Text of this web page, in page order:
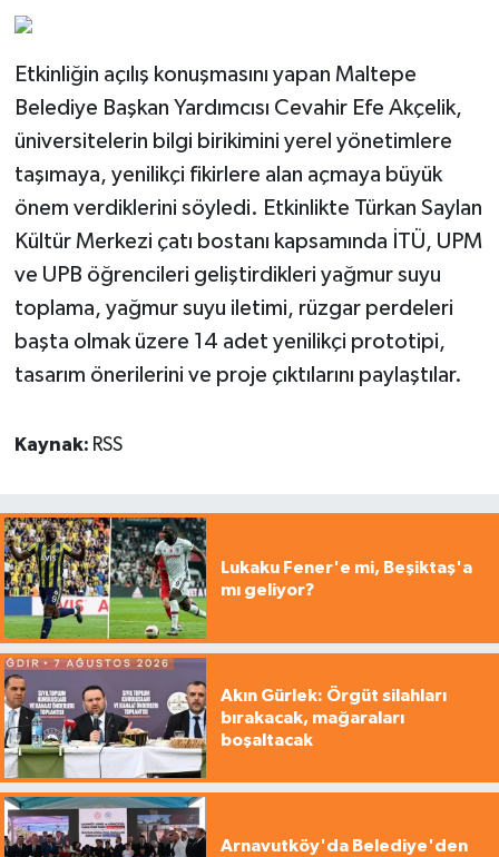
Etkinliğin açılış konuşmasını yapan Maltepe
Belediye Başkan Yardımcısı Cevahir Efe Akçelik,
üniversitelerin bilgi birikimini yerel yönetimlere
taşımaya, yenilikçi fikirlere alan açmaya büyük
önem verdiklerini söyledi. Etkinlikte Türkan Saylan
Kültür Merkezi çatı bostanı kapsamında İTÜ, UPM
ve UPB öğrencileri geliştirdikleri yağmur suyu
toplama, yağmur suyu iletimi, rüzgar perdeleri
başta olmak üzere 14 adet yenilikçi prototipi,
tasarım önerilerini ve proje çıktılarını paylaştılar.
Kaynak: RSS
Lukaku Fener'e mi, Beşiktaş'a
mı geliyor?
Akın Gürlek: Örgüt silahları
bırakacak, mağaraları
boşaltacak
Arnavutköy'da Belediye'den